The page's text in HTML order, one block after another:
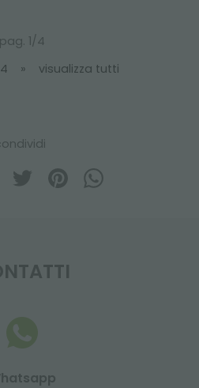
pag. 1/4
4 » visualizza tutti